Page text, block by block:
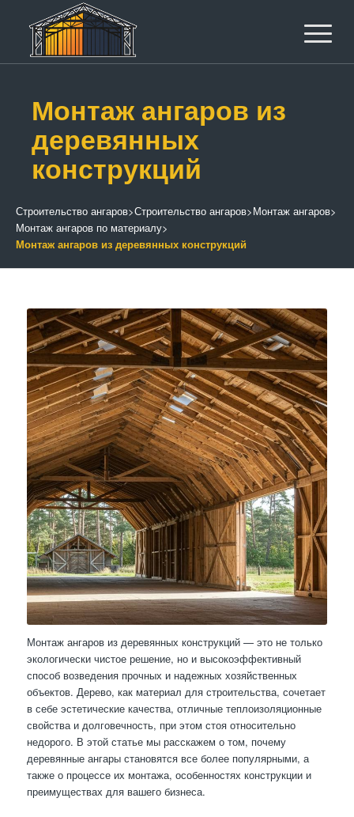
Монтаж ангаров из
деревянных
конструкций
Строительство ангаров>Строительство ангаров>Монтаж ангаров>
Монтаж ангаров по материалу>
Монтаж ангаров из деревянных конструкций
Монтаж ангаров из деревянных конструкций — это не только
экологически чистое решение, но и высокоэффективный
способ возведения прочных и надежных хозяйственных
объектов. Дерево, как материал для строительства, сочетает
в себе эстетические качества, отличные теплоизоляционные
свойства и долговечность, при этом стоя относительно
недорого. В этой статье мы расскажем о том, почему
деревянные ангары становятся все более популярными, а
также о процессе их монтажа, особенностях конструкции и
преимуществах для вашего бизнеса.